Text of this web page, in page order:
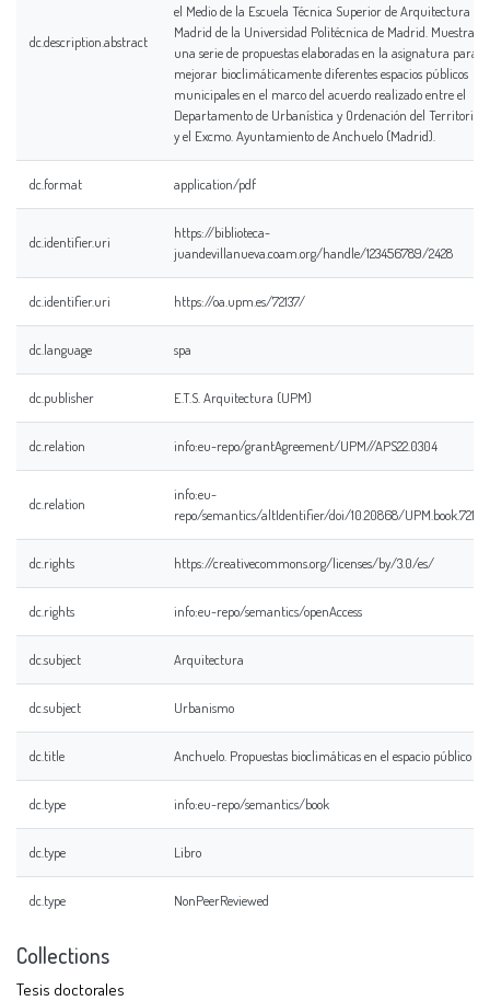
dc.description.abstract
el Medio de la Escuela Técnica Superior de Arquitectura de
Madrid de la Universidad Politécnica de Madrid. Muestra
una serie de propuestas elaboradas en la asignatura para
mejorar bioclimáticamente diferentes espacios públicos
municipales en el marco del acuerdo realizado entre el
Departamento de Urbanística y Ordenación del Territorio
y el Excmo. Ayuntamiento de Anchuelo (Madrid).
dc.format application/pdf
dc.identifier.uri
https://biblioteca-
juandevillanueva.coam.org/handle/123456789/2428
dc.identifier.uri https://oa.upm.es/72137/
dc.language spa
dc.publisher E.T.S. Arquitectura (UPM)
dc.relation info:eu-repo/grantAgreement/UPM//APS22.0304
dc.relation
info:eu-
repo/semantics/altIdentifier/doi/10.20868/UPM.book.72137
dc.rights https://creativecommons.org/licenses/by/3.0/es/
dc.rights info:eu-repo/semantics/openAccess
dc.subject Arquitectura
dc.subject Urbanismo
dc.title Anchuelo. Propuestas bioclimáticas en el espacio público
dc.type info:eu-repo/semantics/book
dc.type Libro
dc.type NonPeerReviewed
Collections
Tesis doctorales